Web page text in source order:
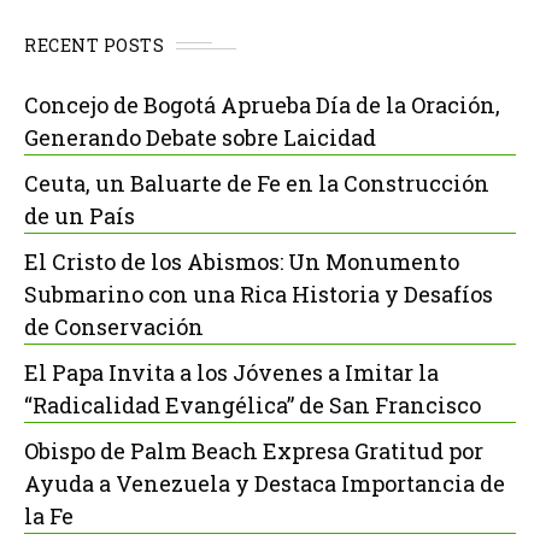
RECENT POSTS
Concejo de Bogotá Aprueba Día de la Oración,
Generando Debate sobre Laicidad
Ceuta, un Baluarte de Fe en la Construcción
de un País
El Cristo de los Abismos: Un Monumento
Submarino con una Rica Historia y Desafíos
de Conservación
El Papa Invita a los Jóvenes a Imitar la
“Radicalidad Evangélica” de San Francisco
Obispo de Palm Beach Expresa Gratitud por
Ayuda a Venezuela y Destaca Importancia de
la Fe